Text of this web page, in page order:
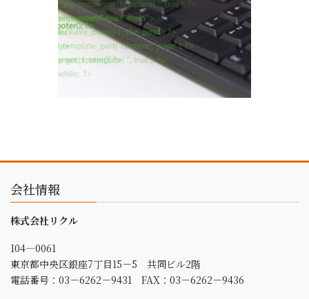
会社情報
株式会社リクル
104―0061
東京都中央区銀座7丁目15－5 共同ビル2階
電話番号：03－6262－9431 FAX：03－6262－9436